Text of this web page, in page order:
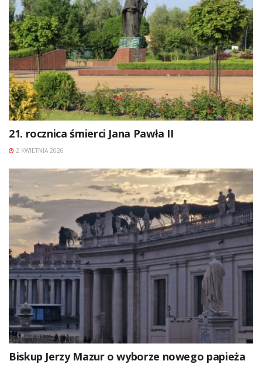
21. rocznica śmierci Jana Pawła II
2 KWIETNIA 2026
Biskup Jerzy Mazur o wyborze nowego papieża